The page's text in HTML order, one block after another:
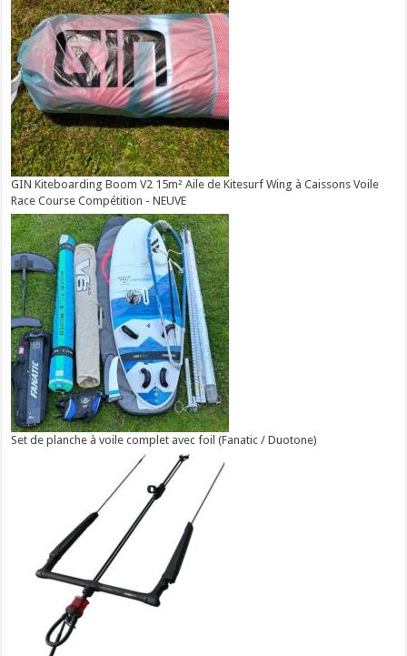
GIN Kiteboarding Boom V2 15m² Aile de Kitesurf Wing à Caissons Voile
Race Course Compétition - NEUVE
Set de planche à voile complet avec foil (Fanatic / Duotone)